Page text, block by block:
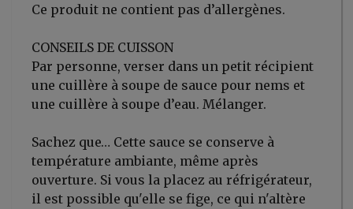
Ce produit ne contient pas d’allergènes.
CONSEILS DE CUISSON
Par personne, verser dans un petit récipient
une cuillère à soupe de sauce pour nems et
une cuillère à soupe d’eau. Mélanger.
Sachez que… Cette sauce se conserve à
température ambiante, même après
ouverture. Si vous la placez au réfrigérateur,
il est possible qu'elle se fige, ce qui n'altère